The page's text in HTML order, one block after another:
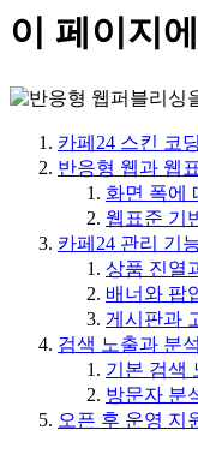
이 페이지
카페24 스킨 코
반응형 웹과 웹
화면 폭에
웹표준 기
카페24 관리 기
상품 진열
배너와 팝
게시판과
검색 노출과 분
기본 검색
방문자 분
오픈 후 운영 지